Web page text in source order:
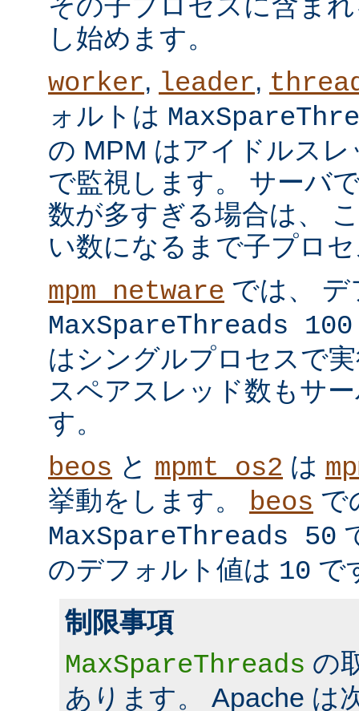
し始めます。
worker, leader,
ォルトは
の MPM はアイドルス
で監視します。 サーバ
数が多すぎる場合は、
い数になるまで子プロ
mpm_netware では、
MaxSpareThreads 100
はシングルプロセスで
スペアスレッド数もサ
す。
beos と mpmt_os2 は
挙動をします。 beos で
MaxSpareThreads 50
のデフォルト値は 10 で
制限事項
MaxSpareThreads の
あります。 Apache は